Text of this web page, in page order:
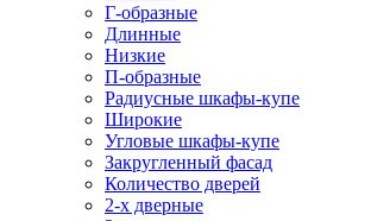
Г-образные
Длинные
Низкие
П-образные
Радиусные шкафы-купе
Широкие
Угловые шкафы-купе
Закругленный фасад
Количество дверей
2-х дверные